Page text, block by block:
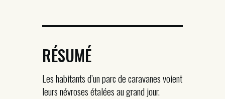
RÉSUMÉ
Les habitants d’un parc de caravanes voient
leurs névroses étalées au grand jour.